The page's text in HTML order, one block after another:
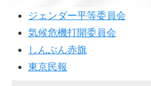
ジェンダー平等委員会
気候危機打開委員会
しんぶん赤旗
東京民報